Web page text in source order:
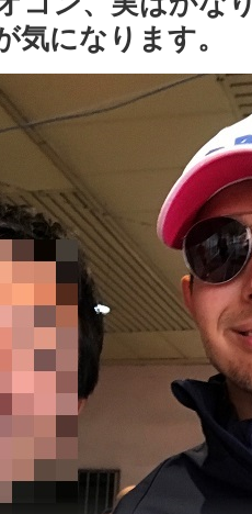
気になります。